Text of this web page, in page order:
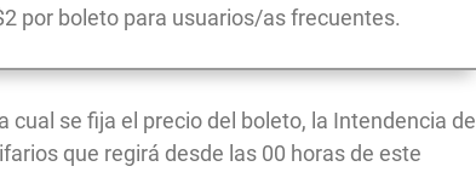
por boleto para usuarios/as frecuentes.
cual se fija el precio del boleto, la Intendencia de
que regirá desde las 00 horas de este